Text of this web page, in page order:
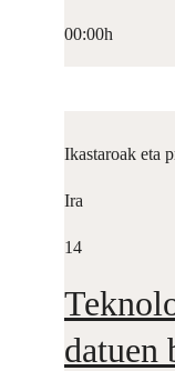
00:00h
Ikastaroak eta
Ira
14
datuen